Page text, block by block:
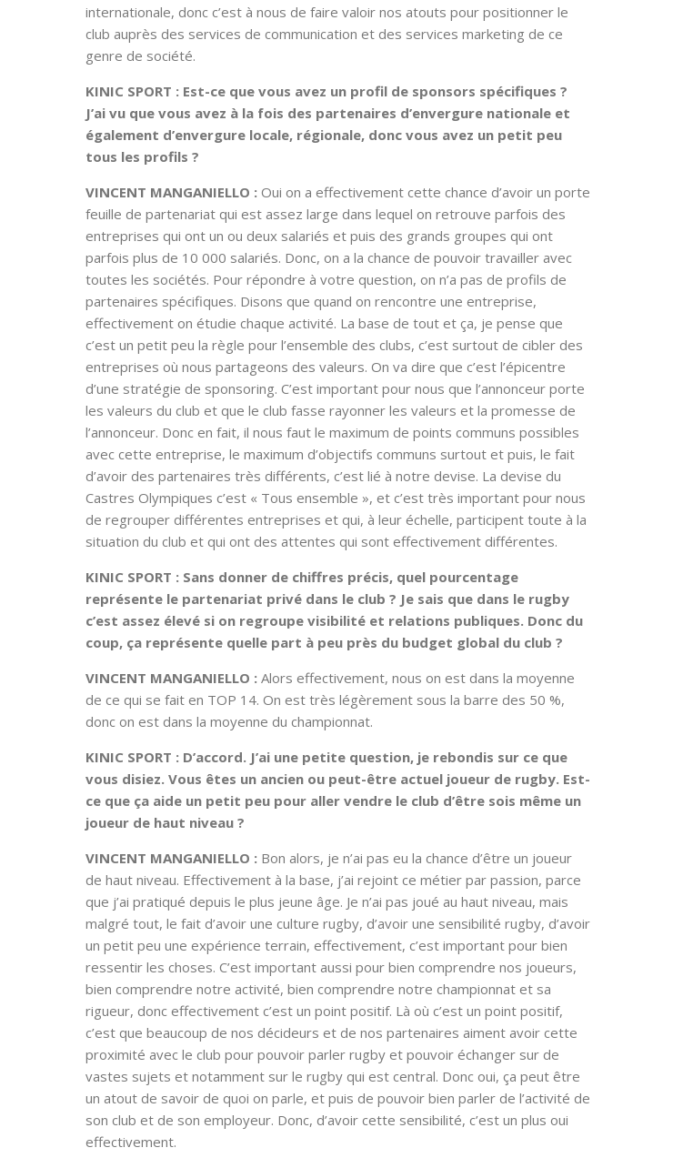
internationale, donc c’est à nous de faire valoir nos atouts pour positionner le
club auprès des services de communication et des services marketing de ce
genre de société.
KINIC SPORT : Est-ce que vous avez un profil de sponsors spécifiques ?
J’ai vu que vous avez à la fois des partenaires d’envergure nationale et
également d’envergure locale, régionale, donc vous avez un petit peu
tous les profils ?
VINCENT MANGANIELLO : Oui on a effectivement cette chance d’avoir un porte
feuille de partenariat qui est assez large dans lequel on retrouve parfois des
entreprises qui ont un ou deux salariés et puis des grands groupes qui ont
parfois plus de 10 000 salariés. Donc, on a la chance de pouvoir travailler avec
toutes les sociétés. Pour répondre à votre question, on n’a pas de profils de
partenaires spécifiques. Disons que quand on rencontre une entreprise,
effectivement on étudie chaque activité. La base de tout et ça, je pense que
c’est un petit peu la règle pour l’ensemble des clubs, c’est surtout de cibler des
entreprises où nous partageons des valeurs. On va dire que c’est l’épicentre
d’une stratégie de sponsoring. C’est important pour nous que l’annonceur porte
les valeurs du club et que le club fasse rayonner les valeurs et la promesse de
l’annonceur. Donc en fait, il nous faut le maximum de points communs possibles
avec cette entreprise, le maximum d’objectifs communs surtout et puis, le fait
d’avoir des partenaires très différents, c’est lié à notre devise. La devise du
Castres Olympiques c’est « Tous ensemble », et c’est très important pour nous
de regrouper différentes entreprises et qui, à leur échelle, participent toute à la
situation du club et qui ont des attentes qui sont effectivement différentes.
KINIC SPORT : Sans donner de chiffres précis, quel pourcentage
représente le partenariat privé dans le club ? Je sais que dans le rugby
c’est assez élevé si on regroupe visibilité et relations publiques. Donc du
coup, ça représente quelle part à peu près du budget global du club ?
VINCENT MANGANIELLO : Alors effectivement, nous on est dans la moyenne
de ce qui se fait en TOP 14. On est très légèrement sous la barre des 50 %,
donc on est dans la moyenne du championnat.
KINIC SPORT : D’accord. J’ai une petite question, je rebondis sur ce que
vous disiez. Vous êtes un ancien ou peut-être actuel joueur de rugby. Est-
ce que ça aide un petit peu pour aller vendre le club d’être sois même un
joueur de haut niveau ?
VINCENT MANGANIELLO : Bon alors, je n’ai pas eu la chance d’être un joueur
de haut niveau. Effectivement à la base, j’ai rejoint ce métier par passion, parce
que j’ai pratiqué depuis le plus jeune âge. Je n’ai pas joué au haut niveau, mais
malgré tout, le fait d’avoir une culture rugby, d’avoir une sensibilité rugby, d’avoir
un petit peu une expérience terrain, effectivement, c’est important pour bien
ressentir les choses. C’est important aussi pour bien comprendre nos joueurs,
bien comprendre notre activité, bien comprendre notre championnat et sa
rigueur, donc effectivement c’est un point positif. Là où c’est un point positif,
c’est que beaucoup de nos décideurs et de nos partenaires aiment avoir cette
proximité avec le club pour pouvoir parler rugby et pouvoir échanger sur de
vastes sujets et notamment sur le rugby qui est central. Donc oui, ça peut être
un atout de savoir de quoi on parle, et puis de pouvoir bien parler de l’activité de
son club et de son employeur. Donc, d’avoir cette sensibilité, c’est un plus oui
effectivement.